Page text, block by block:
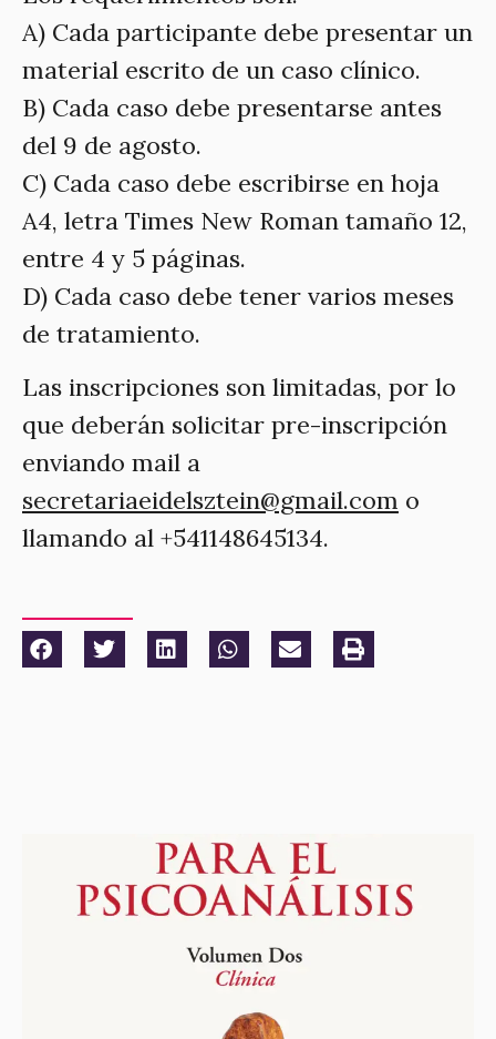
A) Cada participante debe presentar un
material escrito de un caso clínico.
B) Cada caso debe presentarse antes
del 9 de agosto.
C) Cada caso debe escribirse en hoja
A4, letra Times New Roman tamaño 12,
entre 4 y 5 páginas.
D) Cada caso debe tener varios meses
de tratamiento.
Las inscripciones son limitadas, por lo
que deberán solicitar pre-inscripción
enviando mail a
secretariaeidelsztein@gmail.com o
llamando al +541148645134.